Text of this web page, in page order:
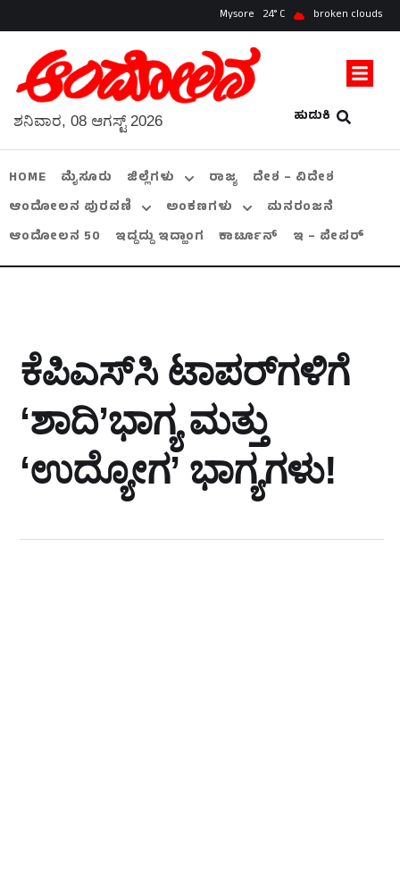
Mysore 24 broken clouds
ಹುಡುಕಿ
ಶನಿವಾರ, 08 ಆಗಸ್ಟ್ 2026
HOME ಮೈಸೂರು ಜಿಲ್ಲೆಗಳು ರಾಜ್ಯ
ದೇಶ – ವಿದೇಶ
ಆಂದೋಲನ ಪುರವಣಿ
ಅಂಕಣಗಳು
ಮನರಂಜನೆ
ಆಂದೋಲನ 50
ಇದ್ದದ್ದು ಇದ್ಹಾಂಗ ಕಾರ್ಟೂನ್ ಇ – ಪೇಪರ್
ಕೆಪಿಎಸ್‌ಸಿ ಟಾಪರ್‌ಗಳಿಗೆ
‘ಶಾದಿ’ಭಾಗ್ಯ ಮತ್ತು
‘ಉದ್ಯೋಗ’ ಭಾಗ್ಯಗಳು!